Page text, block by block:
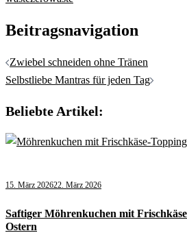
Beitragsnavigation
Zwiebel schneiden ohne Tränen
Selbstliebe Mantras für jeden Tag
Beliebte Artikel:
15. März 202622. März 2026
Saftiger Möhrenkuchen mit
Ostern